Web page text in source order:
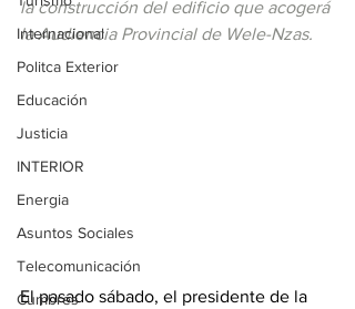
Internacional
Politca Exterior
Educación
Justicia
INTERIOR
Energia
Asuntos Sociales
Telecomunicación
Cumbres
la construcción del edificio que acogerá
la Audiencia Provincial de Wele-Nzas.
El pasado sábado, el presidente de la